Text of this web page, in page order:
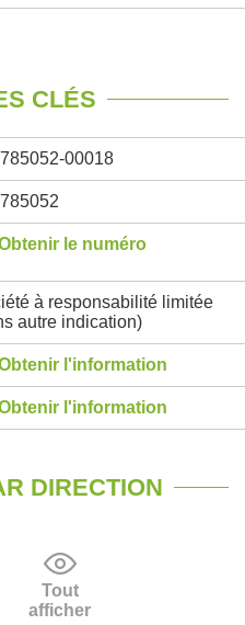
CLÉS
00018
le numéro
à responsabilité limitée
autre indication)
l'information
l'information
DIRECTION
Tout
afficher